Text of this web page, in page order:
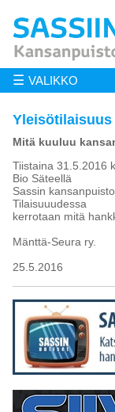
☰ VALIKKO
Yleisötilaisuus
Mitä kuuluu
Tiistaina 31.5.2016
Bio Säteellä
Sassin
Tilaisuuudessa
kerrotaan mitä
Mänttä-Seura ry.
25.5.2016